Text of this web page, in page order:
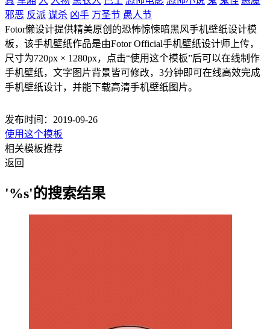
邪恶 反派 谋杀 凶手 万圣节 愚人节
Fotor懒设计提供精美原创的恐怖惊悚暗黑风手机壁纸设计模
板，该手机壁纸作品是由Fotor Official手机壁纸设计师上传，
尺寸为720px × 1280px，点击“使用这个模板”后可以在线制作
手机壁纸，文字图片背景皆可修改，3分钟即可在线高效完成
手机壁纸设计，并能下载高清手机壁纸图片。
发布时间：2019-09-26
使用这个模板
相关模板推荐
返回
'%s'的搜索结果